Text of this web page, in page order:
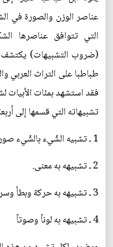
عناصر الوزن والصورة في
التي تتوافق عناصرها
(ضروب التشبيهات) يكتشف
طباطبا على التراث العربي
فقد استشهد بمئات الأبيات
تشبيهاته التي قسمها إلى
1 ـ تشبيه الشّيء بالشّيء صورة وهيئة.
2 ـ تشبيهه به معنى.
3 ـ تشبيهه به حركة وبطأ وسرعة.
4 ـ تشبيهه به لوناً وصوتاً